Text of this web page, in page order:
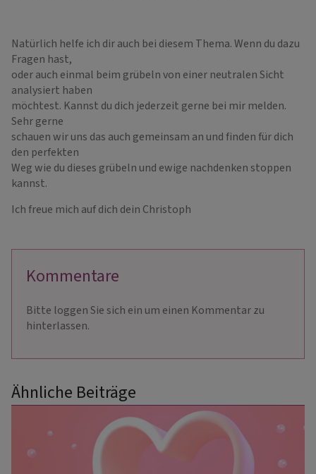
Natürlich helfe ich dir auch bei diesem Thema. Wenn du dazu
Fragen hast,
oder auch einmal beim grübeln von einer neutralen Sicht
analysiert haben
möchtest. Kannst du dich jederzeit gerne bei mir melden.
Sehr gerne
schauen wir uns das auch gemeinsam an und finden für dich
den perfekten
Weg wie du dieses grübeln und ewige nachdenken stoppen
kannst.
Ich freue mich auf dich dein Christoph
Kommentare
Bitte loggen Sie sich ein um einen Kommentar zu
hinterlassen.
Ähnliche Beiträge